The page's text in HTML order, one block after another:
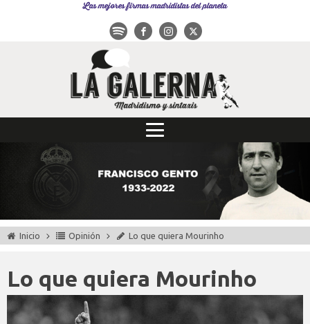
Las mejores firmas madridistas del planeta
Inicio Opinión Lo que quiera Mourinho
Lo que quiera Mourinho